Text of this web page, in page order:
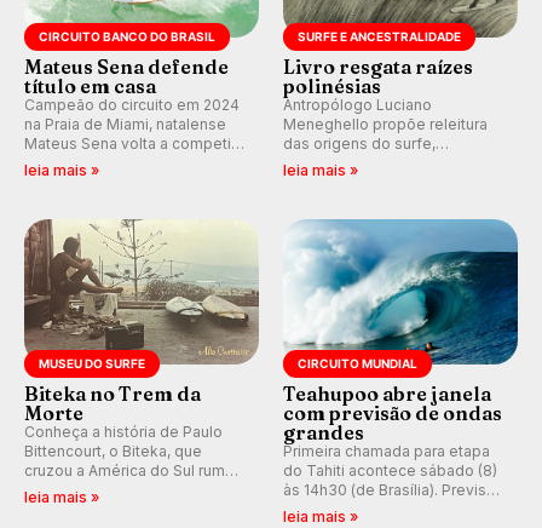
CIRCUITO BANCO DO BRASIL
Mateus Sena defende
título em casa
Campeão do circuito em 2024
na Praia de Miami, natalense
Mateus Sena volta a competir
em casa em busca de manter a
leia mais »
SURFE E ANCESTRALIDADE
Livro resgata raízes
polinésias
Antropólogo Luciano
Meneghello propõe releitura
das origens do surfe,
resgatando a cultura polinésia
prática em esporte e indústria.
leia mais »
MUSEU DO SURFE
Biteka no Trem da
Morte
Conheça a história de Paulo
Bittencourt, o Biteka, que
cruzou a América do Sul rumo
ao Pacífico em uma jornada
leia mais »
CIRCUITO MUNDIAL
Teahupoo abre janela
com previsão de ondas
grandes
Primeira chamada para etapa
do Tahiti acontece sábado (8)
às 14h30 (de Brasília). Previsão
indica swell consistente.
leia mais »